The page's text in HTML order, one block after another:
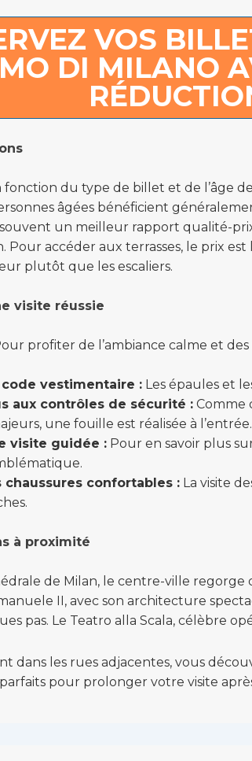
VOS
DI MILANO
fonction du type de billet et de l’âge
âgées bénéficient
un meilleur rapport qualité-
Pour accéder aux terrasses, le prix
plutôt que les escaliers.
visite réussie
profiter de l’ambiance calme et
vestimentaire : Les épaules et
aux contrôles de sécurité : Comme
une fouille est réalisée à l’entrée.
visite guidée : Pour en savoir plus
chaussures confortables : La visite
à proximité
de Milan, le centre-ville regorge
II, avec son architecture
pas. Le Teatro alla Scala, célèbre
dans les rues adjacentes, vous
parfaits pour prolonger votre visite